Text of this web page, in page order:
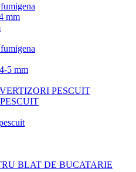
mm
5 mm
PESCUIT
BLAT DE BUCATARIE